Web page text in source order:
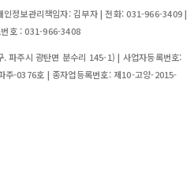
정보관리책임자: 김부자 | 전화: 031-966-3409 |
호 : 031-966-3408
파주시 광탄면 분수리 145-1) | 사업자등록번호:
주-0376호 | 종자업등록번호: 제10-고양-2015-